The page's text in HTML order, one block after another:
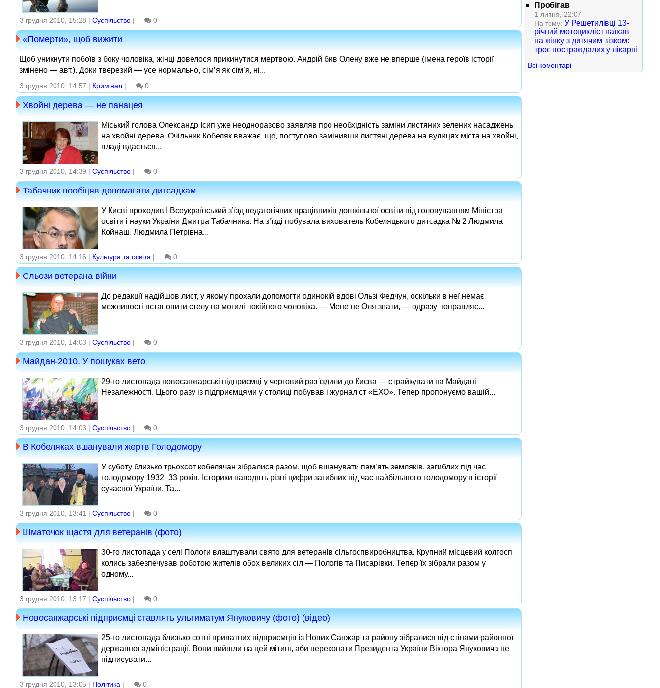
3 грудня 2010, 15:28 | Суспільство | 0
«Померти», щоб вижити
Щоб уникнути побоїв з боку чоловіка, жінці довелося прикинутися мертвою. Андрій бив Олену вже не вперше (імена героїв історії
змінено — авт.). Доки тверезий — усе нормально, сім’я як сім’я, ні...
3 грудня 2010, 14:57 | Кримінал | 0
Хвойні дерева — не панацея
Міський голова Олександр Ісип уже неодноразово заявляв про необхідність заміни листяних зелених насаджень
на хвойні дерева. Очільник Кобеляк вважає, що, поступово замінивши листяні дерева на вулицях міста на хвойні,
владі вдасться...
3 грудня 2010, 14:39 | Суспільство | 0
Табачник пообіцяв допомагати дитсадкам
У Києві проходив І Всеукраїнський з’їзд педагогічних працівників дошкільної освіти під головуванням Міністра
освіти і науки України Дмитра Табачника. На з’їзді побувала вихователь Кобеляцького дитсадка № 2 Людмила
Койнаш. Людмила Петрівна...
3 грудня 2010, 14:16 | Культура та освіта | 0
Сльози ветерана війни
До редакції надійшов лист, у якому прохали допомогти одинокій вдові Ользі Федчун, оскільки в неї немає
можливості встановити стелу на могилі покійного чоловіка. — Мене не Оля звати, — одразу поправляє...
3 грудня 2010, 14:03 | Суспільство | 0
Майдан-2010. У пошуках вето
29‑го листопада новосанжарські підприємці у черговий раз їздили до Києва — страйкувати на Майдані
Незалежності. Цього разу із підприємцями у столиці побував і журналіст «ЕХО». Тепер пропонуємо вашій...
3 грудня 2010, 14:03 | Суспільство | 0
В Кобеляках вшанували жертв Голодомору
У суботу близько трьохсот кобелячан зібралися разом, щоб вшанувати пам’ять земляків, загиблих під час
голодомору 1932–33 років. Історики наводять різні цифри загиблих під час найбільшого голодомору в історії
сучасної України. Та...
3 грудня 2010, 13:41 | Суспільство | 0
Шматочок щастя для ветеранів (фото)
30‑го листопада у селі Пологи влаштували свято для ветеранів сільгоспвиробництва. Крупний місцевий колгосп
колись забезпечував роботою жителів обох великих сіл — Пологів та Писарівки. Тепер їх зібрали разом у
одному...
3 грудня 2010, 13:17 | Суспільство | 0
Новосанжарські підприємці ставлять ультиматум Януковичу (фото) (відео)
25‑го листопада близько сотні приватних підприємців із Нових Санжар та району зібралися під стінами районної
державної адміністрації. Вони вийшли на цей мітинг, аби переконати Президента України Віктора Януковича не
підписувати...
3 грудня 2010, 13:05 | Політика | 0
Пробігав
1 липня, 22:07
На тему: У Решетилівці 13-
річний мотоцикліст наїхав
на жінку з дитячим візком:
троє постраждалих у лікарні
Всі коментарі